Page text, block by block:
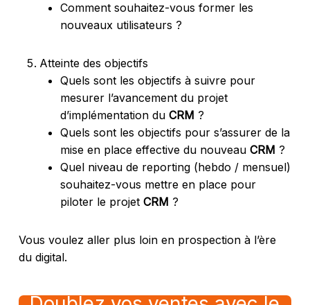
Comment souhaitez-vous former les
nouveaux utilisateurs ?
Atteinte des objectifs
Quels sont les objectifs à suivre pour
mesurer l’avancement du projet
d’implémentation du CRM ?
Quels sont les objectifs pour s’assurer de la
mise en place effective du nouveau CRM ?
Quel niveau de reporting (hebdo / mensuel)
souhaitez-vous mettre en place pour
piloter le projet CRM ?
Vous voulez aller plus loin en prospection à l’ère
du digital.